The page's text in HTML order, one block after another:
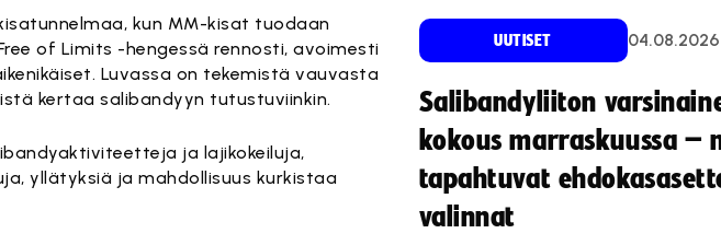
kun MM-kisat tuodaan
of Limits -hengessä rennosti, avoimesti
Luvassa on tekemistä vauvasta
kertaa salibandyyn tutustuviinkin.
ja lajikokeiluja,
yllätyksiä ja mahdollisuus kurkistaa
UUTISET 04.08.2026
Salibandyliiton
kokous marraskuussa –
tapahtuvat
valinnat